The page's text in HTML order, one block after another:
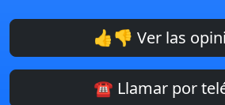
👍👎 Ver las
☎️ Llamar por